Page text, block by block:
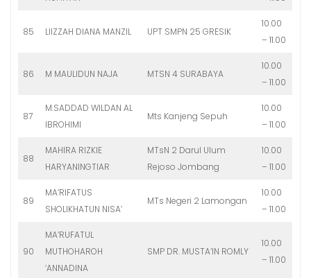
85 LIIZZAH DIANA MANZIL UPT SMPN 25 GRESIK
10.00
– 11.00
86 M MAULIDUN NAJA MTSN 4 SURABAYA
10.00
– 11.00
87
M.SADDAD WILDAN AL
IBROHIMI
Mts Kanjeng Sepuh
10.00
– 11.00
88
MAHIRA RIZKIE
HARYANINGTIAR
MTsN 2 Darul Ulum
Rejoso Jombang
10.00
– 11.00
89
MA’RIFATUS
SHOLIKHATUN NISA’
MTs Negeri 2 Lamongan
10.00
– 11.00
90
MA’RUFATUL
MUTHOHAROH
‘ANNADINA
SMP DR. MUSTA’IN ROMLY
10.00
– 11.00